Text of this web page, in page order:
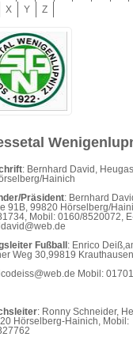
X Y Z
: Bernhard David,
Hainich
Präsident: Bernhard
91B, 99820 Hörselberg/
Mobil: 0160/8520072,
Fußball : Enrico
Weg 30,99819 Krauthausen
Mobil:
: Ronny Schneider,
Hörselberg-Hainich, Mobil: